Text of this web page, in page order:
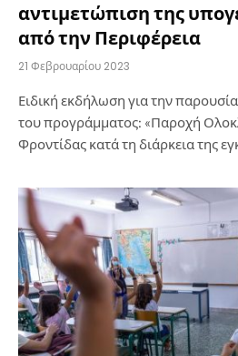
αντιμετώπιση της
από την Περιφέρεια
21 Φεβρουαρίου 2023
Ειδική εκδήλωση για την
του προγράμματος: «Παροχή
Φροντίδας κατά τη διάρκεια της